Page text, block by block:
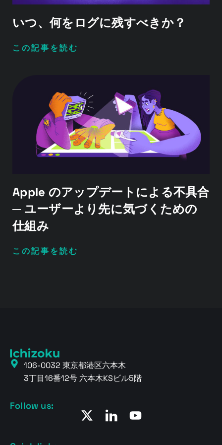
いつ、何をログに残すべきか？
この記事を読む
Apple のアップデートによる不具合
─ ユーザーより先に気づくための
仕組み
この記事を読む
106-0032 東京都港区六本木
3丁目16番12号 六本木KSビル5階
Follow us: